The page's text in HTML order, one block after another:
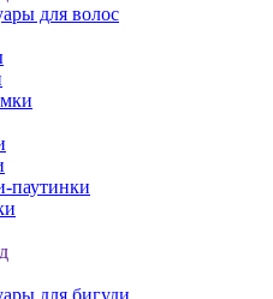
для волос
паутинки
для бигуди